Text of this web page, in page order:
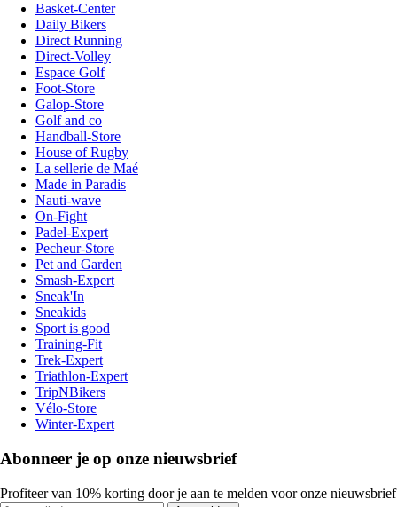
Basket-Center
Daily Bikers
Direct Running
Direct-Volley
Espace Golf
Foot-Store
Galop-Store
Golf and co
Handball-Store
House of Rugby
La sellerie de Maé
Made in Paradis
Nauti-wave
On-Fight
Padel-Expert
Pecheur-Store
Pet and Garden
Smash-Expert
Sneak'In
Sneakids
Sport is good
Training-Fit
Trek-Expert
Triathlon-Expert
TripNBikers
Vélo-Store
Winter-Expert
Abonneer je op onze nieuwsbrief
Profiteer van 10% korting door je aan te melden voor onze nieuwsbrief